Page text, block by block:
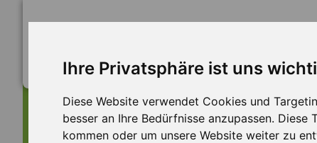
Ihre Privatsphäre ist uns
Diese Website verwendet Cookies und
besser an Ihre Bedürfnisse anzupassen.
kommen oder um unsere Website weiter zu